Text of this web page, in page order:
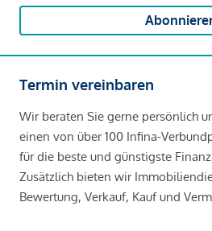
Termin vereinbaren
Wir beraten Sie gerne persönlich
einen von über 100 Infina-
für die beste und günstigste
Zusätzlich bieten wir
Bewertung, Verkauf, Kauf und